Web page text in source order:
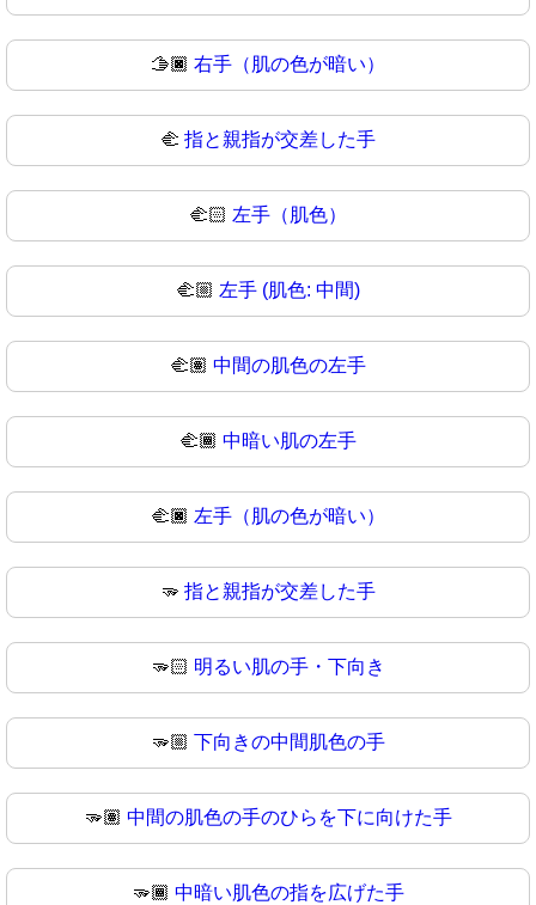
🫱🏿 右手（肌の色が暗い）
🫲 指と親指が交差した手
🫲🏻 左手（肌色）
🫲🏼 左手 (肌色: 中間)
🫲🏽 中間の肌色の左手
🫲🏾 中暗い肌の左手
🫲🏿 左手（肌の色が暗い）
🫳 指と親指が交差した手
🫳🏻 明るい肌の手・下向き
🫳🏼 下向きの中間肌色の手
🫳🏽 中間の肌色の手のひらを下に向けた手
🫳🏾 中暗い肌色の指を広げた手